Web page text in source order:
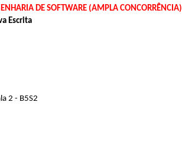
DE SOFTWARE (AMPLA CONCORRÊNCIA)
Escrita
2 - B5S2